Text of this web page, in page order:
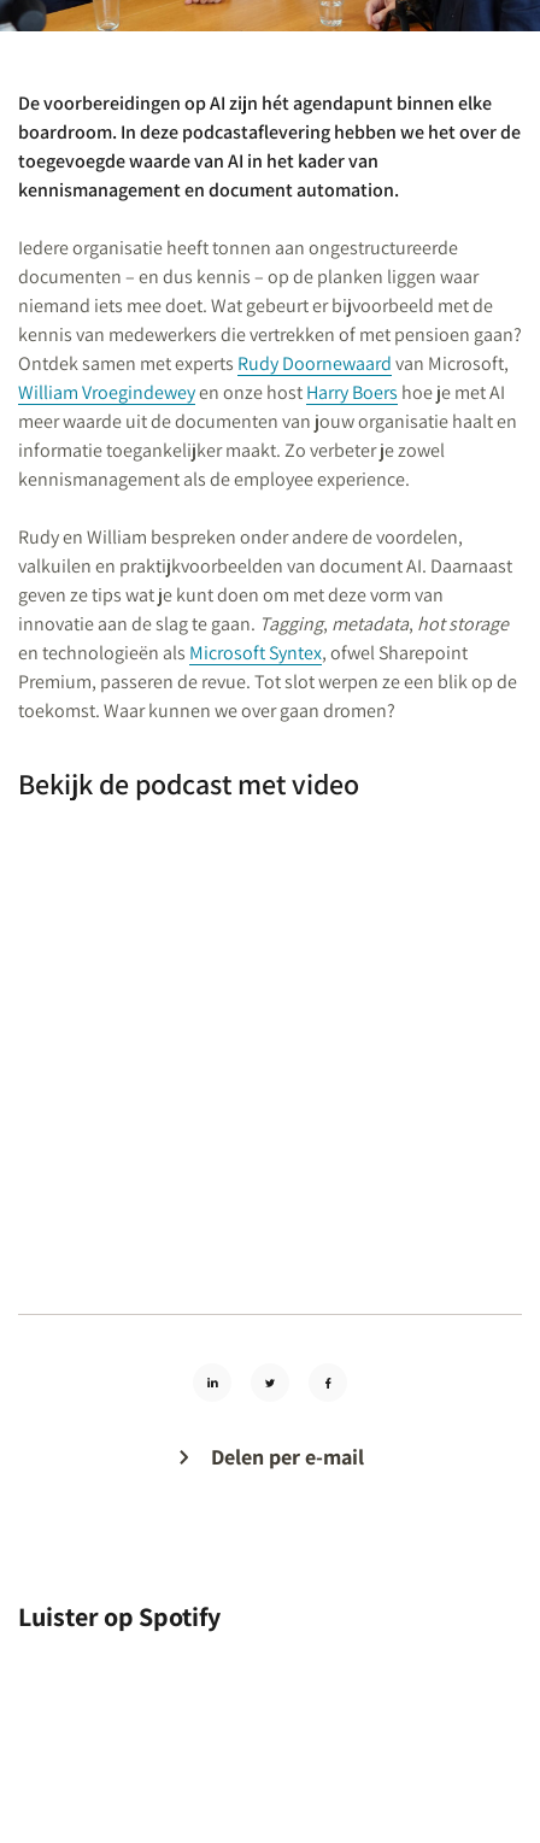
De voorbereidingen op AI zijn hét agendapunt binnen elke
boardroom. In deze podcastaflevering hebben we het over de
toegevoegde waarde van AI in het kader van
kennismanagement en document automation.
Iedere organisatie heeft tonnen aan ongestructureerde
documenten – en dus kennis – op de planken liggen waar
niemand iets mee doet. Wat gebeurt er bijvoorbeeld met de
kennis van medewerkers die vertrekken of met pensioen gaan?
Ontdek samen met experts Rudy Doornewaardvan Microsoft,
William Vroegindeweyen onze hostHarry Boers hoe je met AI
meer waarde uit de documenten van jouw organisatie haalt en
informatie toegankelijker maakt. Zo verbeter je zowel
kennismanagement als de employee experience.
Rudy en William bespreken onder andere de voordelen,
valkuilen en praktijkvoorbeelden van document AI. Daarnaast
geven ze tips wat je kunt doen om met deze vorm van
innovatie aan de slag te gaan. Tagging, metadata, hot storage
en technologieën als Microsoft Syntex, ofwel Sharepoint
Premium, passeren de revue. Tot slot werpen ze een blik op de
toekomst. Waar kunnen we over gaan dromen?
Bekijk de podcast met video
Delen per e-mail
Luister op Spotify